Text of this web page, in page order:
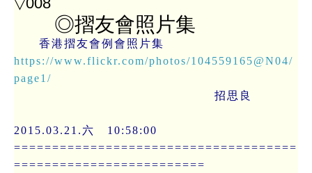
◎摺友會照片集
香港摺友會例會照片集
https://www.flickr.com/photos/104559165@N04/
page1/
招思良
2015.03.21.六 10:58:00
=====================================
=========================